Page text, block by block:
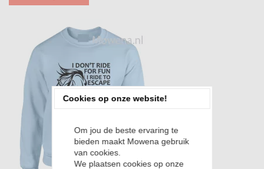
Cookies op onze website!
Om jou de beste ervaring te
bieden maakt Mowena gebruik
van cookies.
We plaatsen cookies op onze